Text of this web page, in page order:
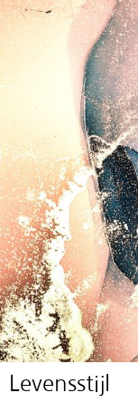
Levensstijl